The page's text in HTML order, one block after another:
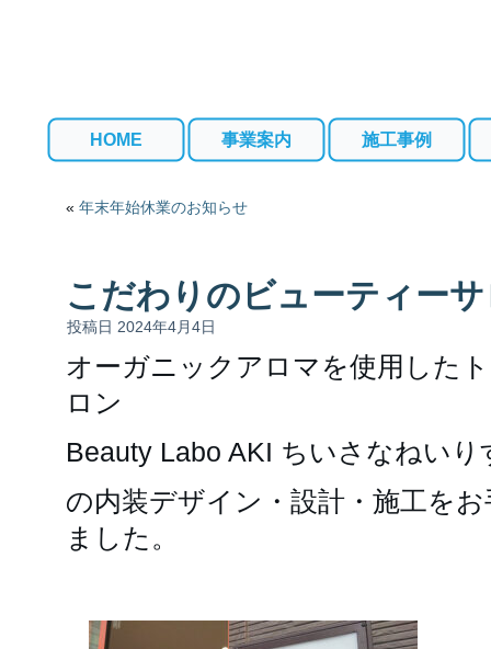
HOME 事業案内 施工事例
« 年末年始休業のお知らせ
こだわりのビューティー
投稿日 2024年4月4日
オーガニックアロマを使用した
ロン
Beauty Labo AKI ちいさなねい
の内装デザイン・設計・施工を
ました。